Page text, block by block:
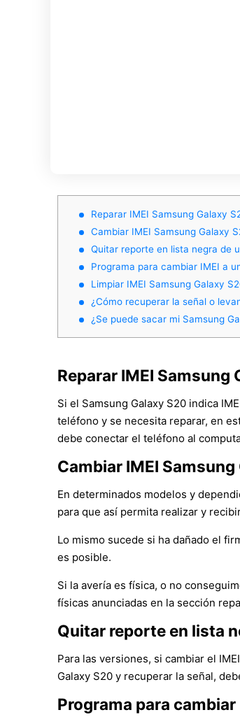
Reparar IMEI Samsung Galaxy
Cambiar IMEI Samsung Galaxy
Quitar reporte en lista negra de
Programa para cambiar IMEI a
Limpiar IMEI Samsung Galaxy
¿Cómo recuperar la señal o
¿Se puede sacar mi Samsung
Reparar IMEI Samsung
Si el Samsung Galaxy S20 indica
teléfono y se necesita reparar, en
debe conectar el teléfono al
Cambiar IMEI
En determinados modelos y
para que así permita realizar y
Lo mismo sucede si ha dañado el
es posible.
Si la avería es física, o no
físicas anunciadas en la sección
Quitar reporte en lista
Para las versiones, si cambiar el
Galaxy S20 y recuperar la señal,
Programa para